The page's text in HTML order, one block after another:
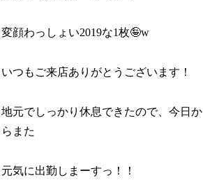
変顔わっしょい2019な1枚🤪w
いつもご来店ありがとうございます！
地元でしっかり休息できたので、今日か
らまた
元気に出勤しまーすっ！！